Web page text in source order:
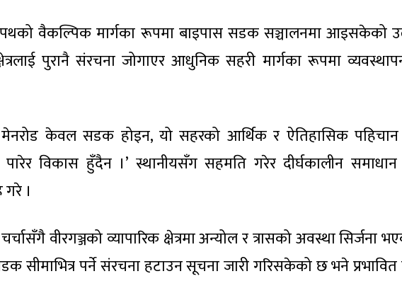
वैकल्पिक मार्गका रूपमा बाइपास सडक सञ्चालनमा आइसकेको
पुरानै संरचना जोगाएर आधुनिक सहरी मार्गका रूपमा
मेनरोड केवल सडक होइन, यो सहरको आर्थिक र ऐतिहासिक पहिचान
पारेर विकास हुँदैन ।’ स्थानीयसँग सहमति गरेर दीर्घकालीन समाधान
।
वीरगञ्जको व्यापारिक क्षेत्रमा अन्योल र त्रासको अवस्था सिर्जना
सीमाभित्र पर्ने संरचना हटाउन सूचना जारी गरिसकेको छ भने